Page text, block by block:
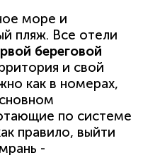
море и
пляж. Все отели
береговой
и свой
как в номерах,
по системе
правило, выйти
-